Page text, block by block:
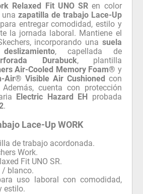
Relaxed Fit UNO SR en color
zapatilla de trabajo Lace-Up
entregar comodidad, estilo y
la jornada laboral. Mantiene el
incorporando una suela
, capellada de
Durabuck, plantilla
Air-Cooled Memory Foam® y
Air® Visible Air Cushioned con
cuenta con protección
Electric Hazard EH probada
.
Lace-Up WORK
de trabajo acordonada.
Work.
Fit UNO SR.
/ blanco.
uso laboral con comodidad,
estilo.